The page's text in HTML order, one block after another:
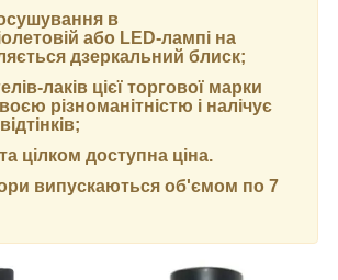
в
або LED-лампі на
дзеркальний блиск;
лаків цієї торгової марки
різноманітністю і налічує
цілком доступна ціна.
випускаються об'ємом по 7